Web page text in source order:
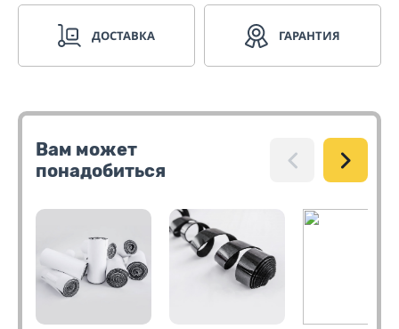
ДОСТАВКА ГАРАНТИЯ
Вам может
понадобиться